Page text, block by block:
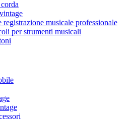
musicale professionale
per strumenti musicali